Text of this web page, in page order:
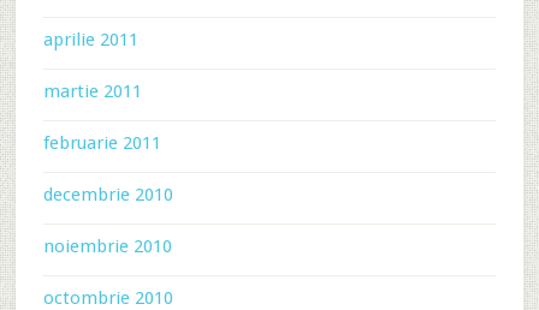
aprilie 2011
martie 2011
februarie 2011
decembrie 2010
noiembrie 2010
octombrie 2010